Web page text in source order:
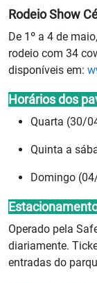
Rodeio Show
De 1º a 4 de
rodeio com 34
disponíveis em:
Horários dos
Quarta (30/
Quinta a
Domingo
Operado pela
diariamente.
entradas do